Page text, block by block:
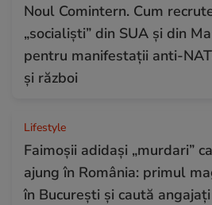
Noul Comintern. Cum
„socialiști” din SUA și din
pentru manifestații anti-
și război
Lifestyle
Faimoșii adidași „murdari”
ajung în România: primul
în București și caută angajați